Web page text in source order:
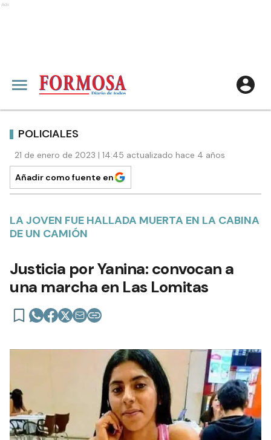
Ads
POLICIALES
21 de enero de 2023 | 14:45 actualizado hace 4 años
Añadir como fuente en
LA JOVEN FUE HALLADA MUERTA EN LA CABINA
DE UN CAMIÓN
Justicia por Yanina: convocan a
una marcha en Las Lomitas